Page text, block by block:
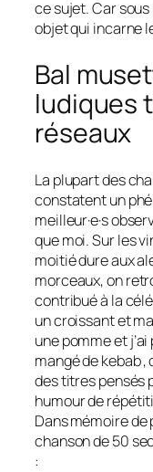
ce sujet. Car
objet qui incarne
Bal
ludiques
réseaux
La plupart des
constatent un
meilleur·e·s
que moi. Sur les
moitié dure aux
morceaux, on
contribué à la
un croissant et
une pomme et
mangé de kebab,
des titres pensés
humour de
Dansmémoire de
chanson de 50
: